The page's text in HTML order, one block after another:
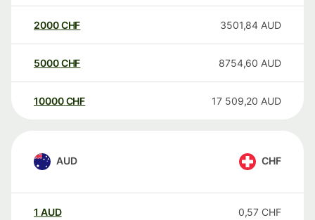
2000CHF 3501,84 AUD
5000CHF 8754,60 AUD
10000 CHF 17 509,20 AUD
AUD CHF
1 AUD 0,57 CHF